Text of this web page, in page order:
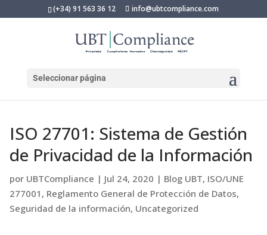
(+34) 91 563 36 12 info@ubtcompliance.com
Seleccionar página
ISO 27701: Sistema de Gestión
de Privacidad de la Información
por UBTCompliance | Jul 24, 2020 | Blog UBT, ISO/UNE
277001 , Reglamento General de Protección de Datos,
Seguridad de la información, Uncategorized